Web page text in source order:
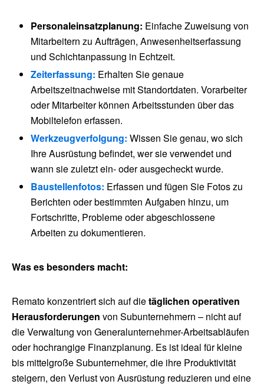
Personaleinsatzplanung: Einfache Zuweisung von
Mitarbeitern zu Aufträgen, Anwesenheitserfassung
und Schichtanpassung in Echtzeit.
Zeiterfassung: Erhalten Sie genaue
Arbeitszeitnachweise mit Standortdaten. Vorarbeiter
oder Mitarbeiter können Arbeitsstunden über das
Mobiltelefon erfassen.
Werkzeugverfolgung: Wissen Sie genau, wo sich
Ihre Ausrüstung befindet, wer sie verwendet und
wann sie zuletzt ein- oder ausgecheckt wurde.
Baustellenfotos: Erfassen und fügen Sie Fotos zu
Berichten oder bestimmten Aufgaben hinzu, um
Fortschritte, Probleme oder abgeschlossene
Arbeiten zu dokumentieren.
Was es besonders macht:
Remato konzentriert sich auf dietäglichen operativen
Herausforderungen von Subunternehmern – nicht auf
die Verwaltung von Generalunternehmer-Arbeitsabläufen
oder hochrangige Finanzplanung. Es ist ideal für kleine
bis mittelgroße Subunternehmer, die ihre Produktivität
steigern, den Verlust von Ausrüstung reduzieren und eine